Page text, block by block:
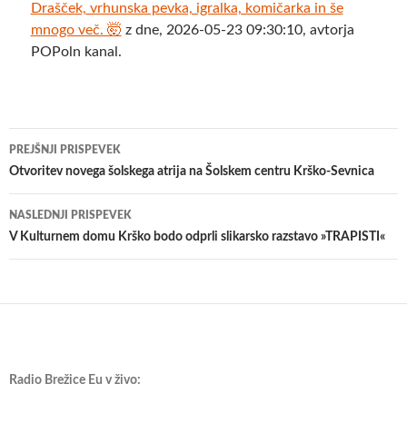
Drašček, vrhunska pevka, igralka, komičarka in še
mnogo več. 🤯 z dne, 2026-05-23 09:30:10, avtorja
POPoln kanal.
Krmarjenje
po
prispevkih
PREJŠNJI PRISPEVEK
Otvoritev novega šolskega atrija na Šolskem centru Krško-Sevnica
NASLEDNJI PRISPEVEK
V Kulturnem domu Krško bodo odprli slikarsko razstavo »TRAPISTI«
Radio Brežice Eu v živo: